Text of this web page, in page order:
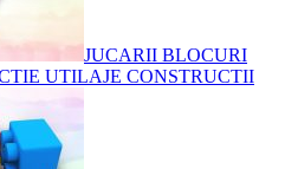
JUCARII BLOCURI
UTILAJE CONSTRUCTII